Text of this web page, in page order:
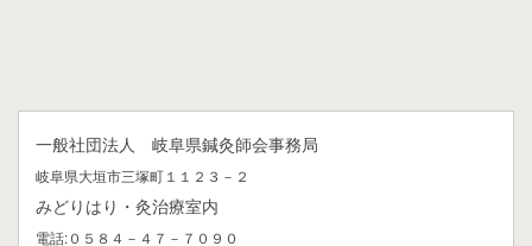
一般社団法人 岐阜県鍼灸師会事務局
岐阜県大垣市三塚町１１２３－２
みどりはり・灸治療室内
電話:０５８４－４７－７０９０